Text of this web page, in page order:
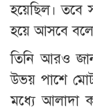
হয়েছিল। তবে
হয়ে আসবে
তিনি আরও
উভয় পাশে
মধ্যে আলাদা